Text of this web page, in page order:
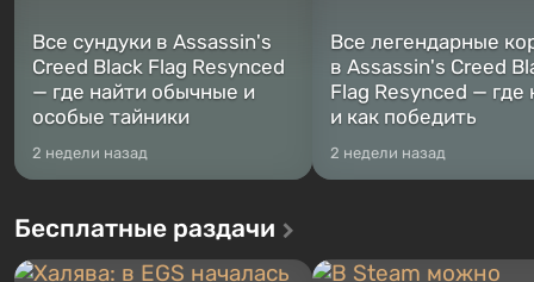
Все сундуки в Assassin's
Creed Black Flag Resynced
— где найти обычные и
особые тайники
2 недели назад
Все легендарные
в Assassin's Creed
Flag Resynced — где
и как победить
2 недели назад
Бесплатные раздачи